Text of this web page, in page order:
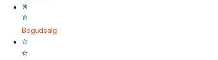
Bogudsalg